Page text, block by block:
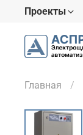
Проекты
Главная